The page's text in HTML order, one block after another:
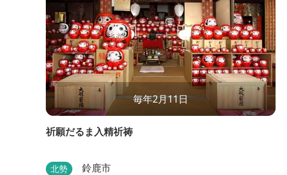
毎年2月11日
祈願だるま入精祈祷
北勢 鈴鹿市